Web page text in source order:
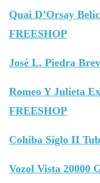
Quai D’Orsay
FREESHOP
José L. Piedra
Romeo Y Julieta
FREESHOP
Cohiba Siglo II
Vozol Vista 20000